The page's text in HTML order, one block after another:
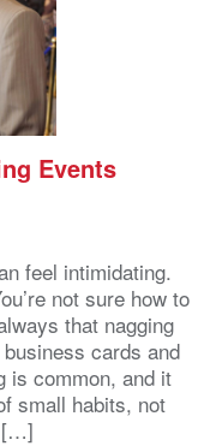
Events
feel intimidating.
not sure how to
that nagging
cards and
is common, and it
small habits, not
[…]